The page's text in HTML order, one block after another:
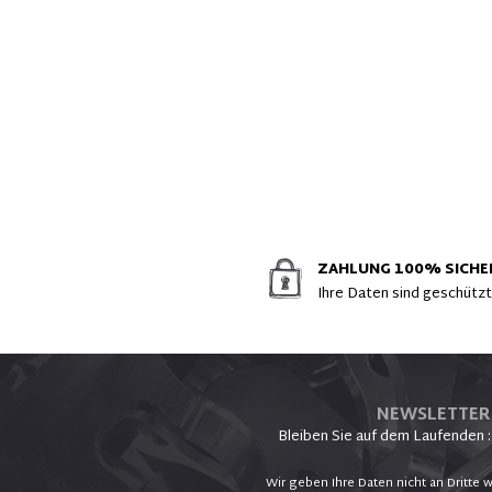
ZAHLUNG 100%
Ihre Daten sind geschützt
NEWSLETTER
Bleiben Sie auf dem Laufenden :
Wir geben Ihre Daten nicht an Dritte